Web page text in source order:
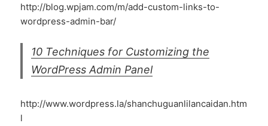
http://blog.wpjam.com/m/add-custom-links-to-
wordpress-admin-bar/
10 Techniques for Customizing the
WordPress Admin Panel
http://www.wordpress.la/shanchuguanlilancaidan.htm
l